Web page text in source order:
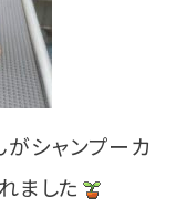
がシャンプーカ
ました